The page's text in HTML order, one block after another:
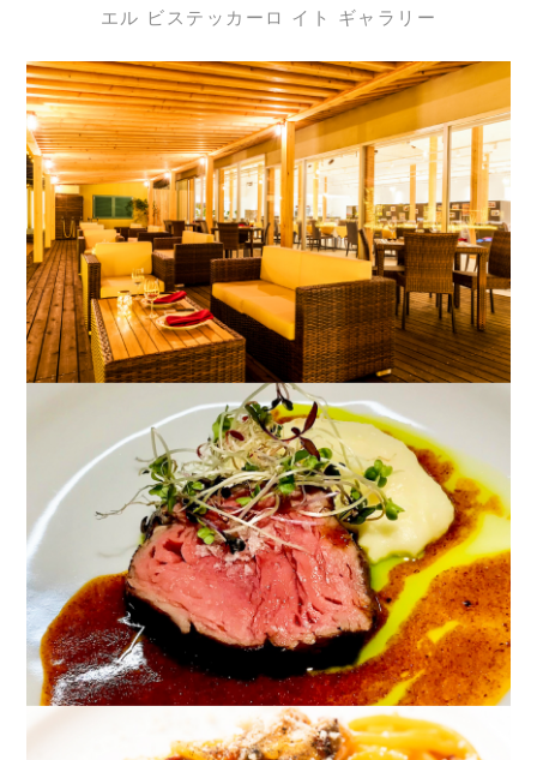
エル ビステッカーロ イト ギャラリー